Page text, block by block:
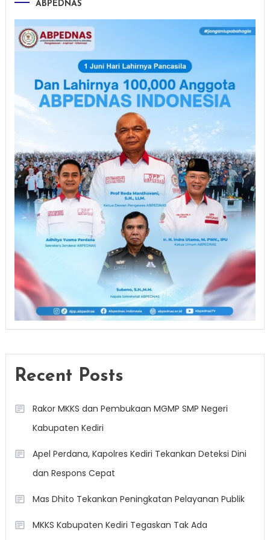
ABPEDNAS
Recent Posts
Rakor MKKS dan Pembukaan MGMP SMP Negeri
Kabupaten Kediri
Apel Perdana, Kapolres Kediri Tekankan Deteksi Dini
dan Respons Cepat
Mas Dhito Tekankan Peningkatan Pelayanan Publik
MKKS Kabupaten Kediri Tegaskan Tak Ada